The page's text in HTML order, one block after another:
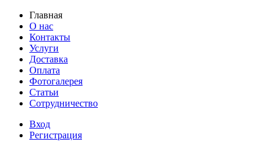
Главная
О нас
Контакты
Услуги
Доставка
Оплата
Фотогалерея
Статьи
Сотрудничество
Вход
Регистрация